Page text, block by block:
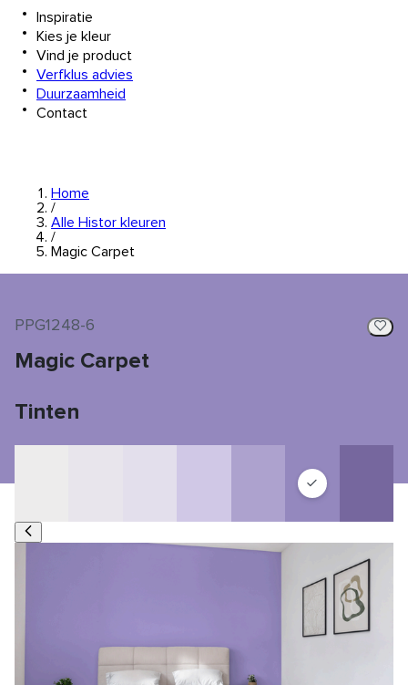
Inspiratie
Kies je kleur
Vind je product
Verfklus advies
Duurzaamheid
Contact
Home
/
Alle Histor kleuren
/
Magic Carpet
PPG1248-6
Magic Carpet
Tinten